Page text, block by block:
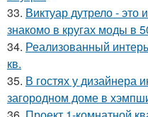
33. Виктуар дутрело -
знакомо в кругах моды в
34. Реализованный
кв.
35. В гостях у дизайнера
загородном доме в